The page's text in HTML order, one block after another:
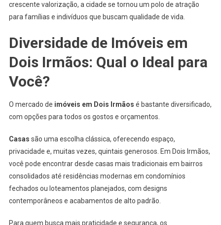
crescente valorização, a cidade se tornou um polo de atração
para famílias e indivíduos que buscam qualidade de vida.
Diversidade de Imóveis em
Dois Irmãos: Qual o Ideal para
Você?
O mercado de imóveis em Dois Irmãos é bastante diversificado,
com opções para todos os gostos e orçamentos.
Casas são uma escolha clássica, oferecendo espaço,
privacidade e, muitas vezes, quintais generosos. Em Dois Irmãos,
você pode encontrar desde casas mais tradicionais em bairros
consolidados até residências modernas em condomínios
fechados ou loteamentos planejados, com designs
contemporâneos e acabamentos de alto padrão.
Para quem busca mais praticidade e segurança, os